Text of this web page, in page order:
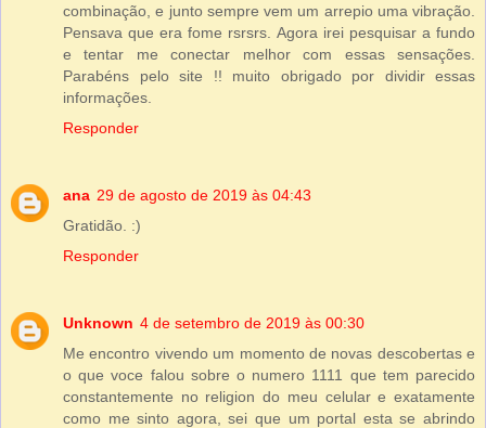
combinação, e junto sempre vem um arrepio uma vibração.
Pensava que era fome rsrsrs. Agora irei pesquisar a fundo
e tentar me conectar melhor com essas sensações.
Parabéns pelo site !! muito obrigado por dividir essas
informações.
Responder
ana 29 de agosto de 2019 às 04:43
Gratidão. :)
Responder
Unknown 4 de setembro de 2019 às 00:30
Me encontro vivendo um momento de novas descobertas e
o que voce falou sobre o numero 1111 que tem parecido
constantemente no religion do meu celular e exatamente
como me sinto agora, sei que um portal esta se abrindo